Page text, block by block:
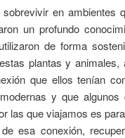
en ambientes
un profundo
de forma
plantas y
que ellos tenían
y que
las que viajamos es
esa conexión,